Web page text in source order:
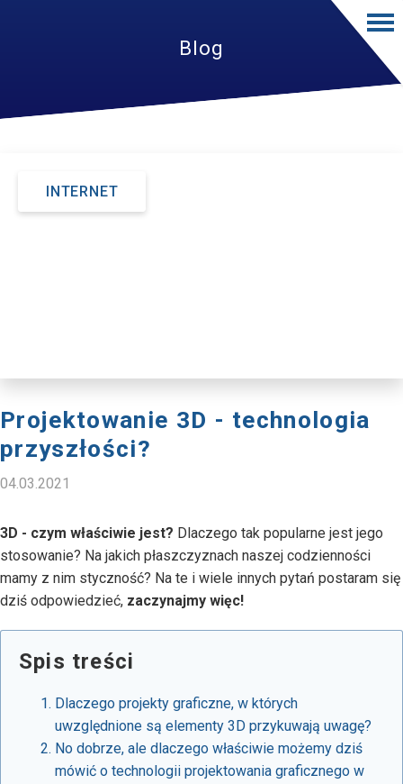
Blog
INTERNET
Projektowanie 3D - technologia
przyszłości?
04.03.2021
3D - czym właściwie jest? Dlaczego tak popularne jest jego
stosowanie? Na jakich płaszczyznach naszej codzienności
mamy z nim styczność? Na te i wiele innych pytań postaram się
dziś odpowiedzieć, zaczynajmy więc!
Spis treści
Dlaczego projekty graficzne, w których
uwzględnione są elementy 3D przykuwają uwagę?
No dobrze, ale dlaczego właściwie możemy dziś
mówić o technologii projektowania graficznego w